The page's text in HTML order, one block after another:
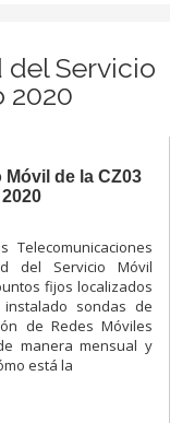
Servicio
2020
de la CZ03
del Servicio Móvil
fijos localizados
sondas de
de Redes Móviles
manera mensual y
está la